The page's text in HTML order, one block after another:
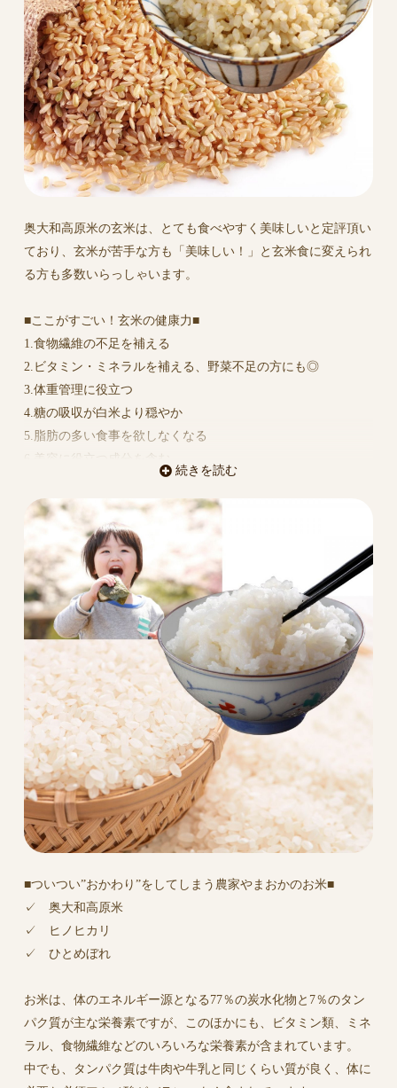
奥大和高原米の玄米は、とても食べやすく美味しいと定評頂い
ており、玄米が苦手な方も「美味しい！」と玄米食に変えられ
る方も多数いらっしゃいます。
■ここがすごい！玄米の健康力■
1.食物繊維の不足を補える
2.ビタミン・ミネラルを補える、野菜不足の方にも◎
3.体重管理に役立つ
4.糖の吸収が白米より穏やか
5.脂肪の多い食事を欲しなくなる
6.美容に役立つ成分を含む
続きを読む
■ついつい”おかわり”をしてしまう農家やまおかのお米■
✓ 奥大和高原米
✓ ヒノヒカリ
✓ ひとめぼれ
お米は、体のエネルギー源となる77％の炭水化物と7％のタン
パク質が主な栄養素ですが、このほかにも、ビタミン類、ミネ
ラル、食物繊維などのいろいろな栄養素が含まれています。
中でも、タンパク質は牛肉や牛乳と同じくらい質が良く、体に